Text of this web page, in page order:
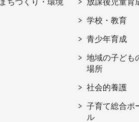
学校・教育
青少年育成
地域の子ども
場所
社会的養護
子育て総合ポ
ル